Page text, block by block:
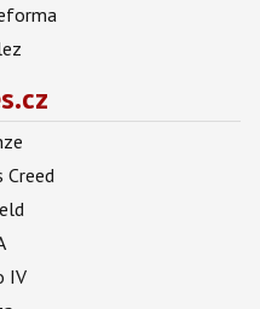
Creed
IV